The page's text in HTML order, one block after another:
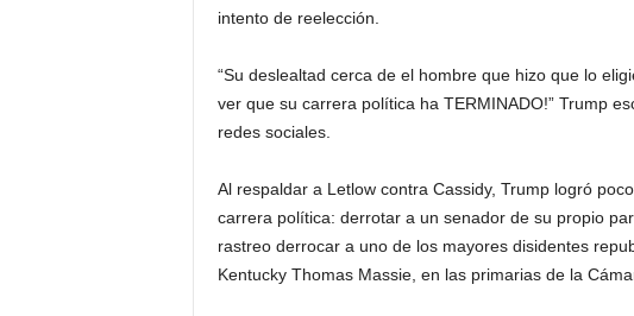
intento de reelección.
“Su deslealtad cerca de el hombre que hizo que lo
ver que su carrera política ha TERMINADO!” Trump
redes sociales.
Al respaldar a Letlow contra Cassidy, Trump logró
carrera política: derrotar a un senador de su propio
rastreo derrocar a uno de los mayores disidentes
Kentucky Thomas Massie, en las primarias de la